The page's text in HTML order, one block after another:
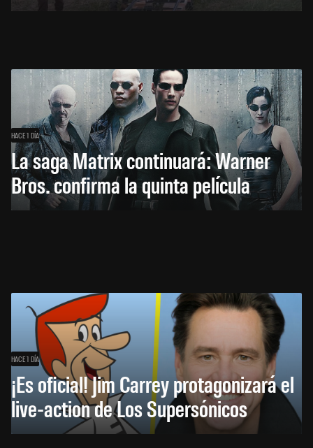
HACE 1 DÍA
La saga Matrix continuará: Warner
Bros. confirma la quinta película
HACE 1 DÍA
¡Es oficial! Jim Carrey protagonizará el
live-action de Los Supersónicos